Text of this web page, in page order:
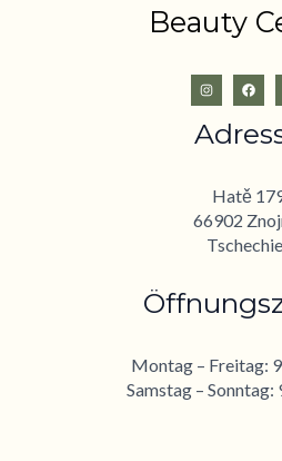
Beauty
Hatě
66902
Montag – Freitag:
Samstag – Sonntag: